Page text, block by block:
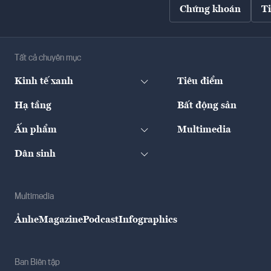
Chứng khoán
Tất cả chuyên mục
Kinh tế xanh Tiêu điểm
Hạ tầng Bất động sản
Ấn phẩm Multimedia
Dân sinh
Multimedia
ẢnheMagazinePodcastInfographics
Ban Biên tập